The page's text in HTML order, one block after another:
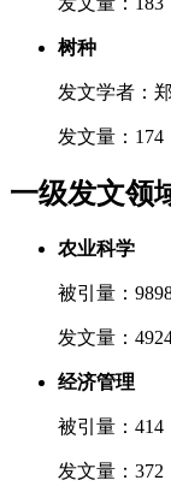
树种
发文学者：
发文量：174
一级发文领
农业科学
被引量：
发文量：
经济管理
被引量：414
发文量：372